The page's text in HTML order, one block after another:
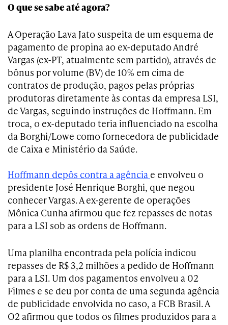
O que se sabe até agora?
A Operação Lava Jato suspeita de um esquema de
pagamento de propina ao ex-deputado André
Vargas (ex-PT, atualmente sem partido), através de
bônus por volume (BV) de 10% em cima de
contratos de produção, pagos pelas próprias
produtoras diretamente às contas da empresa LSI,
de Vargas, seguindo instruções de Hoffmann. Em
troca, o ex-deputado teria influenciado na escolha
da Borghi/Lowe como fornecedora de publicidade
de Caixa e Ministério da Saúde.
Hoffmann depôs contra a agência e envolveu o
presidente José Henrique Borghi, que negou
conhecer Vargas. A ex-gerente de operações
Mônica Cunha afirmou que fez repasses de notas
para a LSI sob as ordens de Hoffmann.
Uma planilha encontrada pela polícia indicou
repasses de R$ 3,2 milhões a pedido de Hoffmann
para a LSI. Um dos pagamentos envolveu a 02
Filmes e se deu por conta de uma segunda agência
de publicidade envolvida no caso, a FCB Brasil. A
O2 afirmou que todos os filmes produzidos para a